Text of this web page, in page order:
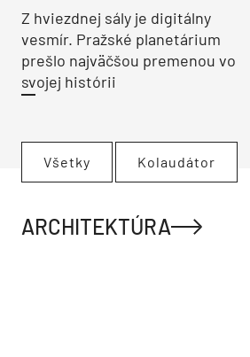
Z hviezdnej sály je digitálny
vesmír. Pražské planetárium
prešlo najväčšou premenou vo
svojej histórii
Všetky Kolaudátor
ARCHITEKTÚRA